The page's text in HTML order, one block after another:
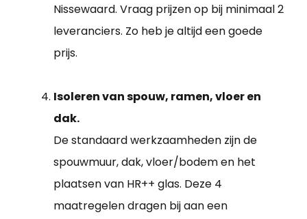
Nissewaard. Vraag prijzen op bij minimaal 2
leveranciers. Zo heb je altijd een goede
prijs.
Isoleren van spouw, ramen, vloer en
dak.
De standaard werkzaamheden zijn de
spouwmuur, dak, vloer/bodem en het
plaatsen van HR++ glas. Deze 4
maatregelen dragen bij aan een